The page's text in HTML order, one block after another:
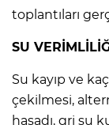
toplantıları
SU
Su kayıp ve
çekilmesi,
hasadı, gri su